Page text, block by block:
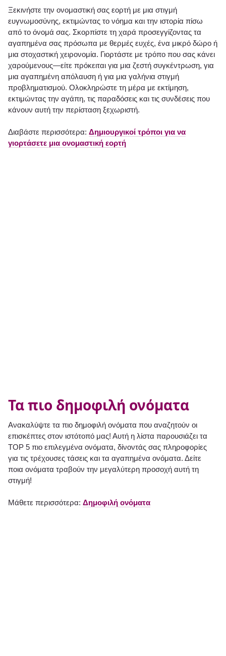
Ξεκινήστε την ονομαστική σας εορτή με μια στιγμή
ευγνωμοσύνης, εκτιμώντας το νόημα και την ιστορία πίσω
από το όνομά σας. Σκορπίστε τη χαρά προσεγγίζοντας τα
αγαπημένα σας πρόσωπα με θερμές ευχές, ένα μικρό δώρο ή
μια στοχαστική χειρονομία. Γιορτάστε με τρόπο που σας κάνει
χαρούμενους—είτε πρόκειται για μια ζεστή συγκέντρωση, για
μια αγαπημένη απόλαυση ή για μια γαλήνια στιγμή
προβληματισμού. Ολοκληρώστε τη μέρα με εκτίμηση,
εκτιμώντας την αγάπη, τις παραδόσεις και τις συνδέσεις που
κάνουν αυτή την περίσταση ξεχωριστή.
Διαβάστε περισσότερα: Δημιουργικοί τρόποι για να
γιορτάσετε μια ονομαστική εορτή
Τα πιο δημοφιλή ονόματα
Ανακαλύψτε τα πιο δημοφιλή ονόματα που αναζητούν οι
επισκέπτες στον ιστότοπό μας! Αυτή η λίστα παρουσιάζει τα
TOP 5 πιο επιλεγμένα ονόματα, δίνοντάς σας πληροφορίες
για τις τρέχουσες τάσεις και τα αγαπημένα ονόματα. Δείτε
ποια ονόματα τραβούν την μεγαλύτερη προσοχή αυτή τη
στιγμή!
Μάθετε περισσότερα: Δημοφιλή ονόματα